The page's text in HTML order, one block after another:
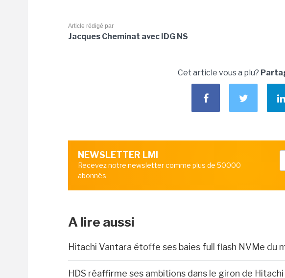
Article rédigé par
Jacques Cheminat avec IDG NS
Cet article vous a plu?
NEWSLETTER LMI
Recevez notre newsletter comme plus de 50000
abonnés
A lire aussi
Hitachi Vantara étoffe ses baies full flash NVMe du
HDS réaffirme ses ambitions dans le giron de Hitachi